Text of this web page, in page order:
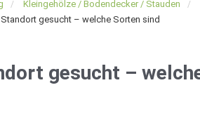
Kleingehölze / Bodendecker / Stauden
gesucht – welche Sorten sind
gesucht –